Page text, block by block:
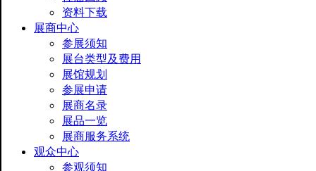
资料下载
展商中心
参展须知
展台类型及费用
展馆规划
参展申请
展商名录
展品一览
展商服务系统
观众中心
参观须知